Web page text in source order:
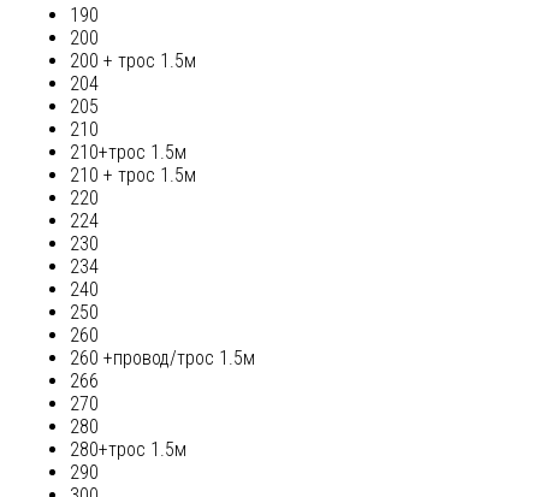
190
200
200 + трос 1.5м
204
205
210
210+трос 1.5м
210 + трос 1.5м
220
224
230
234
240
250
260
260 +провод/трос 1.5м
266
270
280
280+трос 1.5м
290